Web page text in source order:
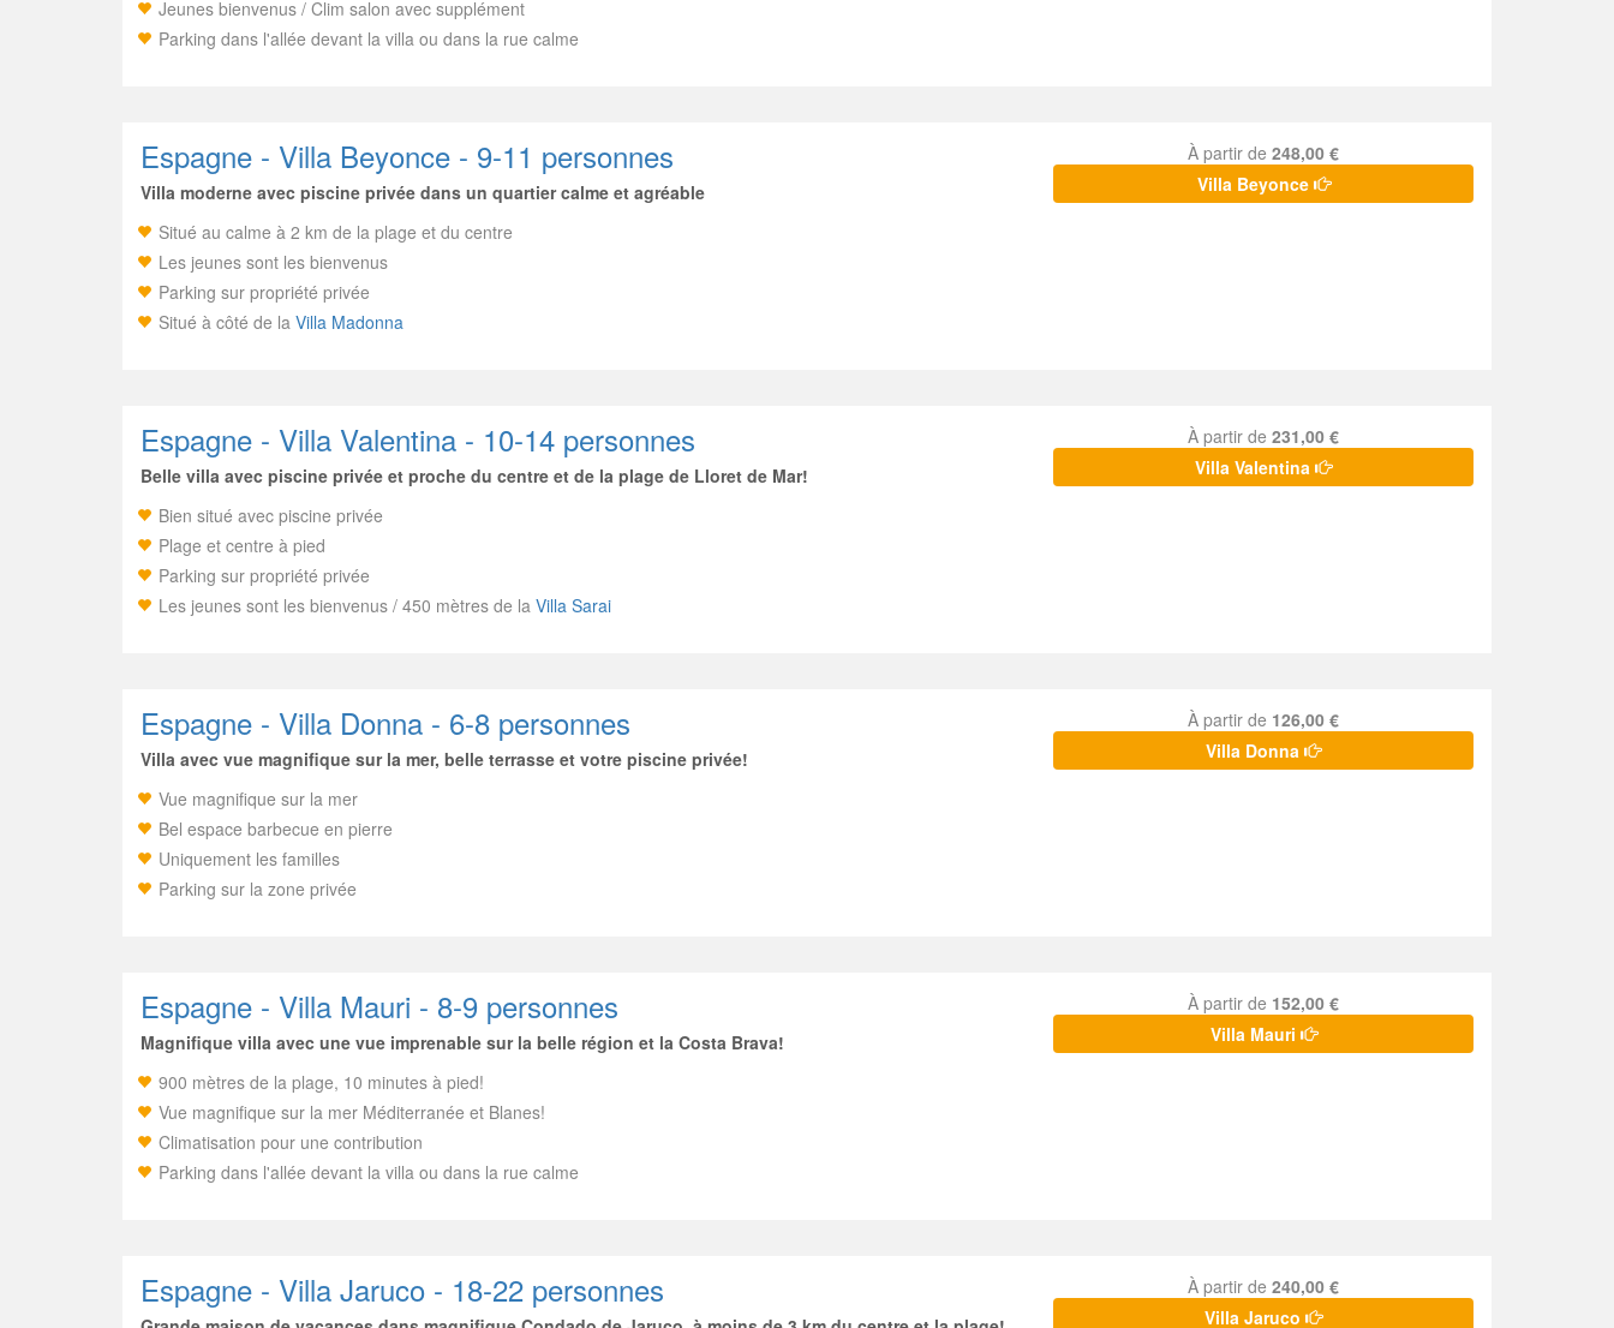
Jeunes bienvenus / Clim salon avec supplément
Parking dans l'allée devant la villa ou dans la rue calme
Espagne - Villa Beyonce - 9-11 personnes
Villa moderne avec piscine privée dans un quartier calme et agréable
Situé au calme à 2 km de la plage et du centre
Les jeunes sont les bienvenus
Parking sur propriété privée
Situé à côté de la Villa Madonna
À partir de 248,00 €
Villa Beyonce
Espagne - Villa Valentina - 10-14 personnes
Belle villa avec piscine privée et proche du centre et de la plage de Lloret de Mar!
Bien situé avec piscine privée
Plage et centre à pied
Parking sur propriété privée
Les jeunes sont les bienvenus / 450 mètres de la Villa Sarai
À partir de 231,00 €
Villa Valentina
Espagne - Villa Donna - 6-8 personnes
Villa avec vue magnifique sur la mer, belle terrasse et votre piscine privée!
Vue magnifique sur la mer
Bel espace barbecue en pierre
Uniquement les familles
Parking sur la zone privée
À partir de 126,00 €
Villa Donna
Espagne - Villa Mauri - 8-9 personnes
Magnifique villa avec une vue imprenable sur la belle région et la Costa Brava!
900 mètres de la plage, 10 minutes à pied!
Vue magnifique sur la mer Méditerranée et Blanes!
Climatisation pour une contribution
Parking dans l'allée devant la villa ou dans la rue calme
À partir de 152,00 €
Villa Mauri
Espagne - Villa Jaruco - 18-22 personnes À partir de 240,00 €
Villa Jaruco